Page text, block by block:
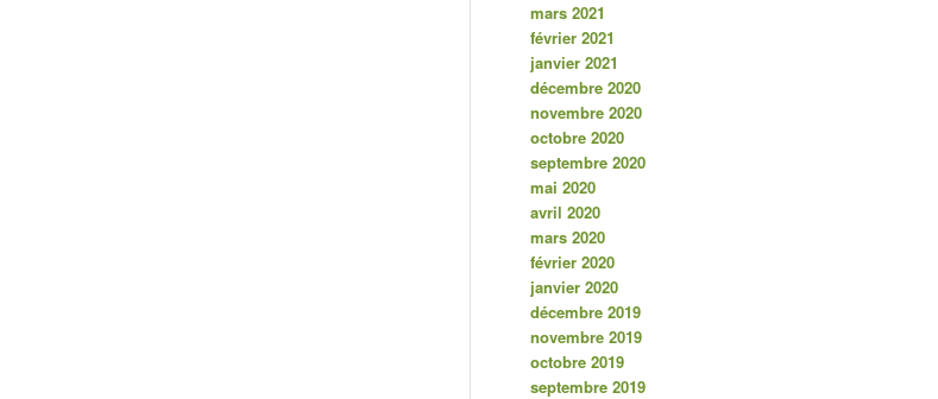
mars 2021
février 2021
janvier 2021
décembre 2020
novembre 2020
octobre 2020
septembre 2020
mai 2020
avril 2020
mars 2020
février 2020
janvier 2020
décembre 2019
novembre 2019
octobre 2019
septembre 2019